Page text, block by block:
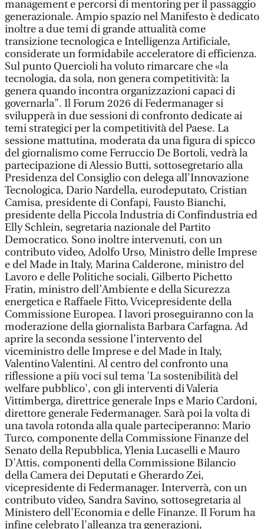
management e percorsi di mentoring per il passaggio
generazionale. Ampio spazio nel Manifesto è dedicato
inoltre a due temi di grande attualità come
transizione tecnologica e Intelligenza Artificiale,
considerate un formidabile acceleratore di efficienza.
Sul punto Quercioli ha voluto rimarcare che «la
tecnologia, da sola, non genera competitività: la
genera quando incontra organizzazioni capaci di
governarla". Il Forum 2026 di Federmanager si
svilupperà in due sessioni di confronto dedicate ai
temi strategici per la competitività del Paese. La
sessione mattutina, moderata da una figura di spicco
del giornalismo come Ferruccio De Bortoli, vedrà la
partecipazione di Alessio Butti, sottosegretario alla
Presidenza del Consiglio con delega all'Innovazione
Tecnologica, Dario Nardella, eurodeputato, Cristian
Camisa, presidente di Confapi, Fausto Bianchi,
presidente della Piccola Industria di Confindustria ed
Elly Schlein, segretaria nazionale del Partito
Democratico. Sono inoltre intervenuti, con un
contributo video, Adolfo Urso, Ministro delle Imprese
e del Made in Italy, Marina Calderone, ministro del
Lavoro e delle Politiche sociali, Gilberto Pichetto
Fratin, ministro dell’Ambiente e della Sicurezza
energetica e Raffaele Fitto, Vvicepresidente della
Commissione Europea. I lavori proseguiranno con la
moderazione della giornalista Barbara Carfagna. Ad
aprire la seconda sessione l’intervento del
viceministro delle Imprese e del Made in Italy,
Valentino Valentini. Al centro del confronto una
riflessione a più voci sul tema 'La sostenibilità del
welfare pubblico', con gli interventi di Valeria
Vittimberga, direttrice generale Inps e Mario Cardoni,
direttore generale Federmanager. Sarà poi la volta di
una tavola rotonda alla quale parteciperanno: Mario
Turco, componente della Commissione Finanze del
Senato della Repubblica, Ylenia Lucaselli e Mauro
D'Attis, componenti della Commissione Bilancio
della Camera dei Deputati e Gherardo Zei,
vicepresidente di Federmanager. Interverrà, con un
contributo video, Sandra Savino, sottosegretaria al
Ministero dell'Economia e delle Finanze. Il Forum ha
infine celebrato l'alleanza tra generazioni,